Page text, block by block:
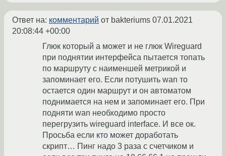
Ответ на: комментарий от bakteriums 07.01.2021
20:08:44 +00:00
Глюк который а может и не глюк Wireguard
при поднятии интерфейса пытается топать
по маршруту с наименшей метрикой и
запоминает его. Если потушить wan то
остается один маршрут и он автоматом
поднимается на нем и запоминает его. При
подняти wan необходимо просто
перегрузить wireguard interface. И все ок.
Просьба если кто может доработать
скрипт… Пинг надо 3 раза с счетчиком и